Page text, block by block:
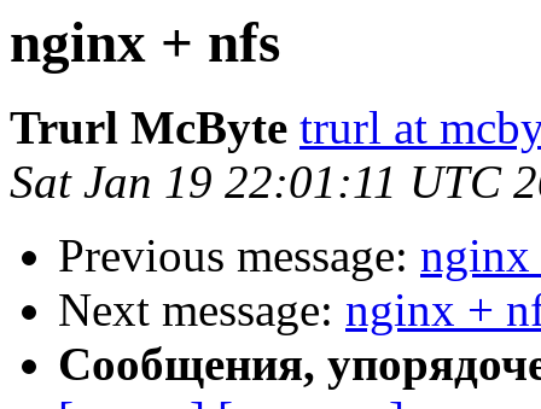
nginx + nfs
Trurl McByte trurl at
Sat Jan 19 22:01:11 UTC
Previous message: nginx
Next message: nginx +
Сообщения,